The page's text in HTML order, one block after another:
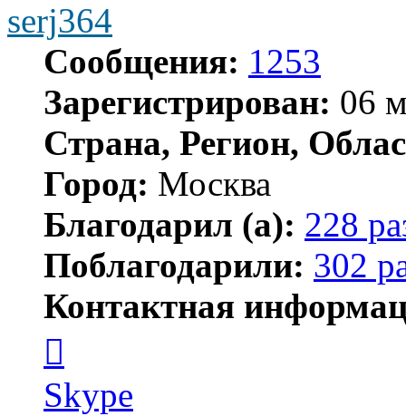
serj364
Сообщения: 1253
Зарегистрирован: 06
Страна, Регион,
Город: Москва
Благодарил (а): 228
Поблагодарили: 302
Контактная
пользователя
serj364
Skype